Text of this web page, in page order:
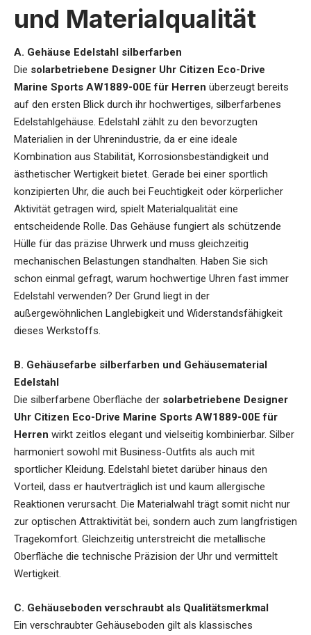
und Materialqualität
A. Gehäuse Edelstahl silberfarben
Die solarbetriebene Designer Uhr Citizen Eco-Drive
Marine Sports AW1889-00E für Herren überzeugt bereits
auf den ersten Blick durch ihr hochwertiges, silberfarbenes
Edelstahlgehäuse. Edelstahl zählt zu den bevorzugten
Materialien in der Uhrenindustrie, da er eine ideale
Kombination aus Stabilität, Korrosionsbeständigkeit und
ästhetischer Wertigkeit bietet. Gerade bei einer sportlich
konzipierten Uhr, die auch bei Feuchtigkeit oder körperlicher
Aktivität getragen wird, spielt Materialqualität eine
entscheidende Rolle. Das Gehäuse fungiert als schützende
Hülle für das präzise Uhrwerk und muss gleichzeitig
mechanischen Belastungen standhalten. Haben Sie sich
schon einmal gefragt, warum hochwertige Uhren fast immer
Edelstahl verwenden? Der Grund liegt in der
außergewöhnlichen Langlebigkeit und Widerstandsfähigkeit
dieses Werkstoffs.
B. Gehäusefarbe silberfarben und Gehäusematerial
Edelstahl
Die silberfarbene Oberfläche der solarbetriebene Designer
Uhr Citizen Eco-Drive Marine Sports AW1889-00E für
Herren wirkt zeitlos elegant und vielseitig kombinierbar. Silber
harmoniert sowohl mit Business-Outfits als auch mit
sportlicher Kleidung. Edelstahl bietet darüber hinaus den
Vorteil, dass er hautverträglich ist und kaum allergische
Reaktionen verursacht. Die Materialwahl trägt somit nicht nur
zur optischen Attraktivität bei, sondern auch zum langfristigen
Tragekomfort. Gleichzeitig unterstreicht die metallische
Oberfläche die technische Präzision der Uhr und vermittelt
Wertigkeit.
C. Gehäuseboden verschraubt als Qualitätsmerkmal
Ein verschraubter Gehäuseboden gilt als klassisches